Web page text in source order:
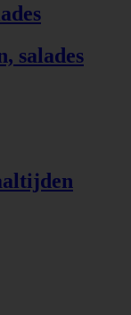
salades